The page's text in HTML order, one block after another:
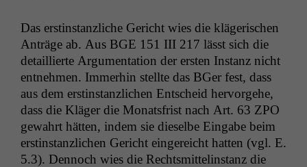
Das erstin­stan­zliche Gericht wies die klägerischen
Anträge ab. Aus BGE 151 III 217 lässt sich die
detail­lierte Argu­men­ta­tion der ersten Instanz nicht
ent­nehmen. Immer­hin stellte das BGer fest, dass
aus dem erstin­stan­zlichen Entscheid her­vorge­he,
dass die Kläger die Monats­frist nach Art. 63 ZPO
gewahrt hät­ten, indem sie dieselbe Eingabe beim
erstin­stan­zlichen Gericht ein­gere­icht hat­ten (vgl. E.
5.3). Den­noch wies die Rechtsmit­telin­stanz die